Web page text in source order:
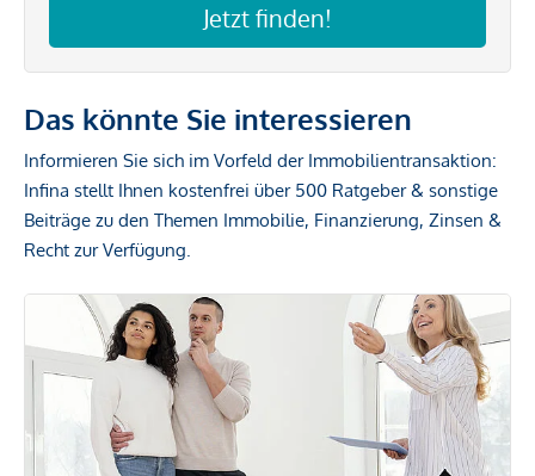
Jetzt finden!
Das könnte Sie interessieren
Informieren Sie sich im Vorfeld der Immobilientransaktion:
Infina stellt Ihnen kostenfrei über 500 Ratgeber & sonstige
Beiträge zu den Themen Immobilie, Finanzierung, Zinsen &
Recht zur Verfügung.